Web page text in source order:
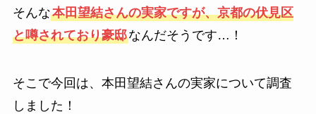
そんな本田望結さんの実家ですが、京都の伏見区
と噂されており豪邸なんだそうです…！
そこで今回は、本田望結さんの実家について調査
しました！